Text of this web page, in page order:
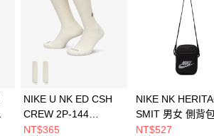
21家銀行
第一商業銀行
彰化商業銀行
NIKE U NK ED CSH
CREW 2P-144
EMBRDY 男女 短統襪
NT$365
NIKE NK
SMIT 男女 側背
BA5871010
NT$527